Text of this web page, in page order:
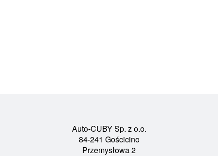
Auto-CUBY Sp. z o.o.
84-241 Gościcino
Przemysłowa 2